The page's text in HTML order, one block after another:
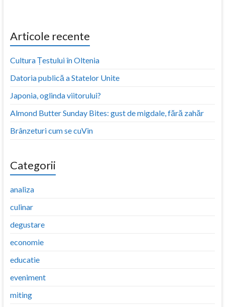
Articole recente
Cultura Țestului în Oltenia
Datoria publică a Statelor Unite
Japonia, oglinda viitorului?
Almond Butter Sunday Bites: gust de migdale, fără zahăr
Brânzeturi cum se cuVin
Categorii
analiza
culinar
degustare
economie
educatie
eveniment
miting